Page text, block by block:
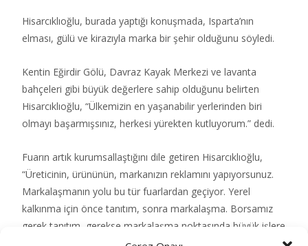
Hisarcıklıoğlu, burada yaptığı konuşmada, Isparta’nın
elması, gülü ve kirazıyla marka bir şehir olduğunu söyledi.
Kentin Eğirdir Gölü, Davraz Kayak Merkezi ve lavanta
bahçeleri gibi büyük değerlere sahip olduğunu belirten
Hisarcıklıoğlu, “Ülkemizin en yaşanabilir yerlerinden biri
olmayı başarmışsınız, herkesi yürekten kutluyorum.” dedi.
Fuarın artık kurumsallaştığını dile getiren Hisarcıklıoğlu,
“Üreticinin, ürününün, markanızın reklamını yapıyorsunuz.
Markalaşmanın yolu bu tür fuarlardan geçiyor. Yerel
kalkınma için önce tanıtım, sonra markalaşma. Borsamız
gerek tanıtım, gerekse markalaşma noktasında büyük işlere
imza atıyor.” diye konuştu.